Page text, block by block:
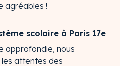
agréables !
scolaire à Paris 17e
approfondie, nous
attentes des